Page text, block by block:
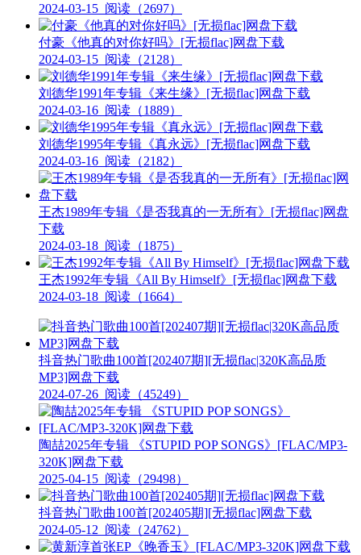
2024-03-15 阅读（2697）
付豪《他真的对你好吗》[无损flac]网盘下载
2024-03-15 阅读（2128）
刘德华1991年专辑《来生缘》[无损flac]网盘下载
2024-03-16 阅读（1889）
刘德华1995年专辑《真永远》[无损flac]网盘下载
2024-03-16 阅读（2182）
王杰1989年专辑《是否我真的一无所有》[无损flac]网盘
下载
2024-03-18 阅读（1875）
王杰1992年专辑《All By Himself》[无损flac]网盘下载
2024-03-18 阅读（1664）
抖音热门歌曲100首[202407期][无损flac|320K高品质
MP3]网盘下载
2024-07-26 阅读（45249）
陶喆2025年专辑 《STUPID POP SONGS》[FLAC/MP3-
320K]网盘下载
2025-04-15 阅读（29498）
抖音热门歌曲100首[202405期][无损flac]网盘下载
2024-05-12 阅读（24762）